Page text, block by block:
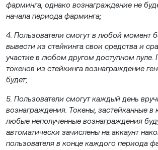
фарминга, однако вознаграждение не
начала периода фарминга;
4. Пользователи смогут в любой момент
вывести из стейкинга свои средства и
участие в любом другом доступном пуле.
токенов из стейкинга вознаграждение
будет;
5. Пользователи смогут каждый день
вознаграждения. Токены, застейканные в
любые неполученные вознаграждения
автоматически зачислены на аккаунт
пользователя в конце каждого периода